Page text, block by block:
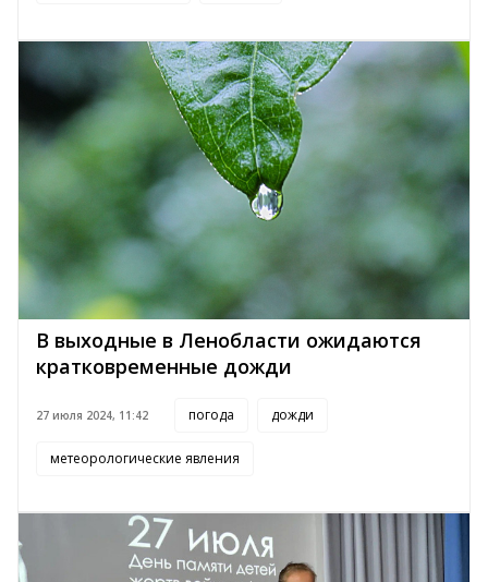
В выходные в Ленобласти ожидаются
кратковременные дожди
27 июля 2024, 11:42 погода дожди
метеорологические явления